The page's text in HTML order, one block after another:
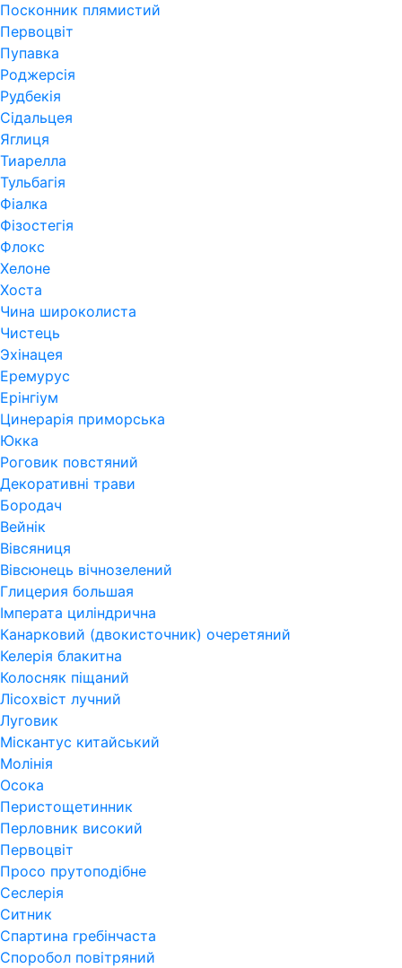
Посконник плямистий
Первоцвіт
Пупавка
Роджерсія
Рудбекія
Сідальцея
Яглиця
Тиарелла
Тульбагія
Фіалка
Фізостегія
Флокс
Хелоне
Хоста
Чина широколиста
Чистець
Эхінацея
Еремурус
Ерінгіум
Цинерарія приморська
Юкка
Роговик повстяний
Декоративні трави
Бородач
Вейнік
Вівсяниця
Вівсюнець вічнозелений
Глицерия большая
Імперата циліндрична
Канарковий (двокисточник) очеретяний
Келерія блакитна
Колосняк піщаний
Лісохвіст лучний
Луговик
Міскантус китайський
Молінія
Осока
Перистощетинник
Перловник високий
Первоцвіт
Просо прутоподібне
Сеслерія
Ситник
Спартина гребінчаста
Споробол повітряний